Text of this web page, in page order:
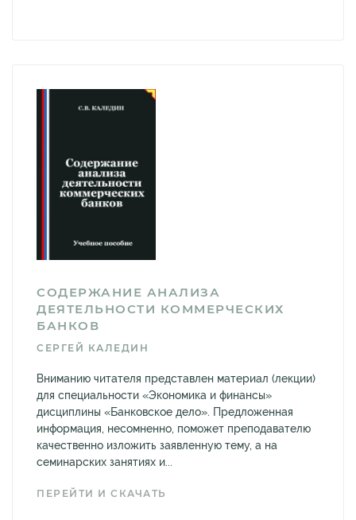
СОДЕРЖАНИЕ АНАЛИЗА
ДЕЯТЕЛЬНОСТИ КОММЕРЧЕСКИХ
БАНКОВ
СЕРГЕЙ КАЛЕДИН
Вниманию читателя представлен материал (лекции)
для специальности «Экономика и финансы»
дисциплины «Банковское дело». Предложенная
информация, несомненно, поможет преподавателю
качественно изложить заявленную тему, а на
семинарских занятиях и...
ПЕРЕЙТИ И СКАЧАТЬ